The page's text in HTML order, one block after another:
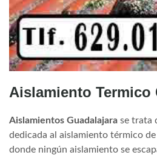
Aislamiento Termico
Aislamientos Guadalajara se trata
dedicada al aislamiento térmico
donde ningún aislamiento se